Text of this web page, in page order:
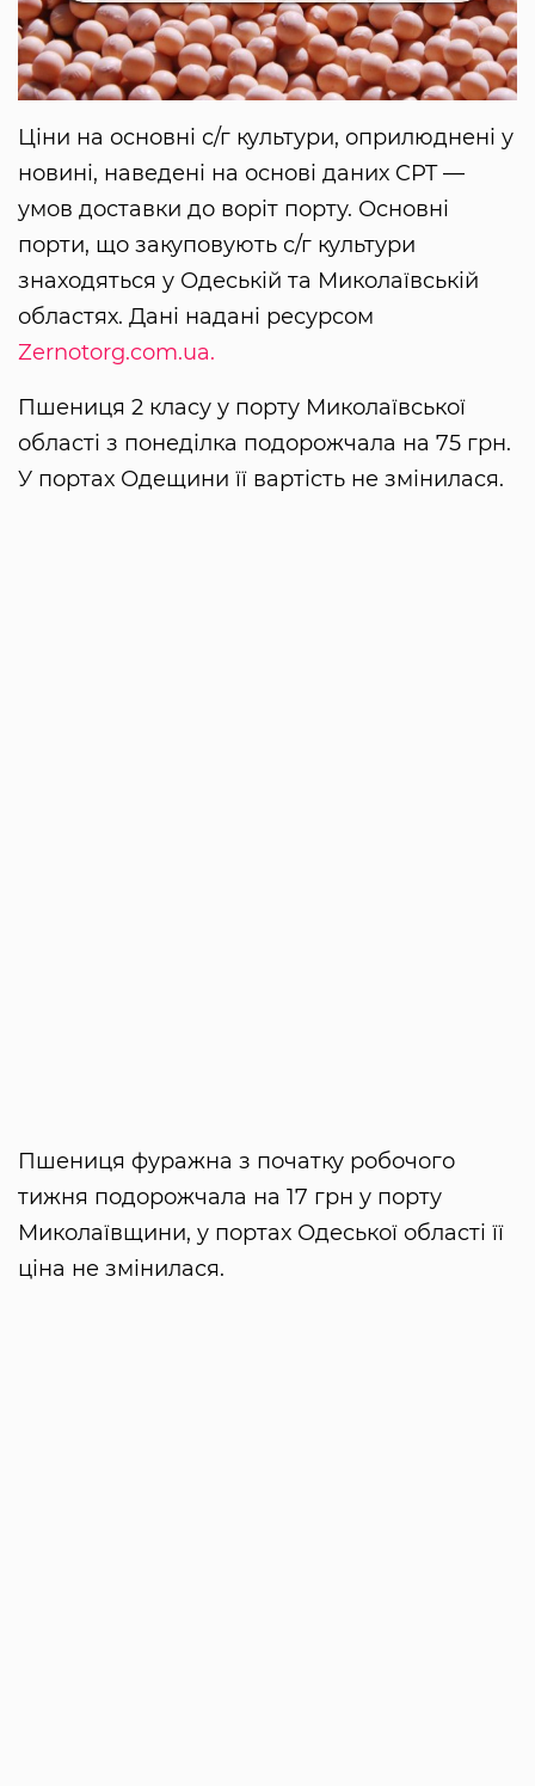
Ціни на основні с/г культури, оприлюднені у
новині, наведені на основі даних CPT —
умов доставки до воріт порту. Основні
порти, що закуповують с/г культури
знаходяться у Одеській та Миколаївській
областях. Дані надані ресурсом
Zernotorg.com.ua.
Пшениця 2 класу у порту Миколаївської
області з понеділка подорожчала на 75 грн.
У портах Одещини її вартість не змінилася.
Пшениця фуражна з початку робочого
тижня подорожчала на 17 грн у порту
Миколаївщини, у портах Одеської області її
ціна не змінилася.